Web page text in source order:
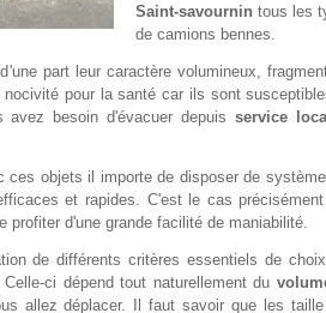
Saint-savournin tous les
de camions bennes.
part leur caractère volumineux,
pour la santé car ils sont
avez besoin d'évacuer depuisservice
objets il importe de disposer de
et rapides. C'est le cas
profiter d'une grande facilité de maniabilité.
de différents critères essentiels de
ci dépend tout naturellement du
allez déplacer. Il faut savoir que les taille